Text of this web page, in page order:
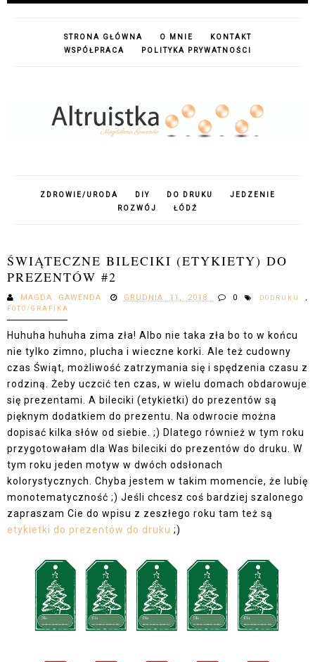
STRONA GŁÓWNA O MNIE
KONTAKT
WSPÓŁPRACA
POLITYKA PRYWATNOŚCI
ZDROWIE/URODA DIY DO DRUKU
JEDZENIE
ROZWÓJ
ŁÓDŹ
ŚWIĄTECZNE BILECIKI (ETYKIETY) DO
PREZENTÓW #2
MAGDA GAWENDA GRUDNIA 11, 2018 0 DODRUKU
FOTO/GRAFIKA
Huhuha huhuha zima zła! Albo nie taka zła bo to w końcu
nie tylko zimno, plucha i wieczne korki. Ale też cudowny
czas Świąt, możliwość zatrzymania się i spędzenia czasu z
rodziną. Żeby uczcić ten czas, w wielu domach obdarowuje
się prezentami. A bileciki (etykietki) do prezentów są
pięknym dodatkiem do prezentu. Na odwrocie można
dopisać kilka słów od siebie. ;) Dlatego również w tym roku
przygotowałam dla Was bileciki do prezentów do druku. W
tym roku jeden motyw w dwóch odsłonach
kolorystycznych. Chyba jestem w takim momencie, że lubię
monotematyczność ;) Jeśli chcesz coś bardziej szalonego
zapraszam Cie do wpisu z zeszłego roku tam też są
etykietki do prezentów do druku ;)